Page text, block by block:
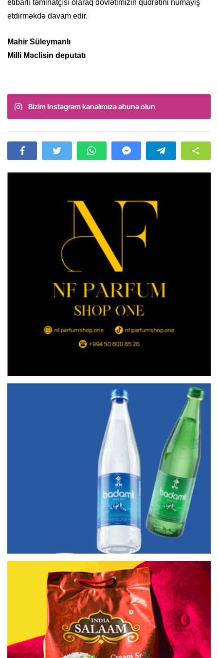
etibarlı təminatçısı olaraq dövlətimizin qüdrətini nümayiş
etdirməkdə davam edir.
Mahir Süleymanlı
Milli Məclisin deputatı
Bizim Instagram kanalımıza abunə olun